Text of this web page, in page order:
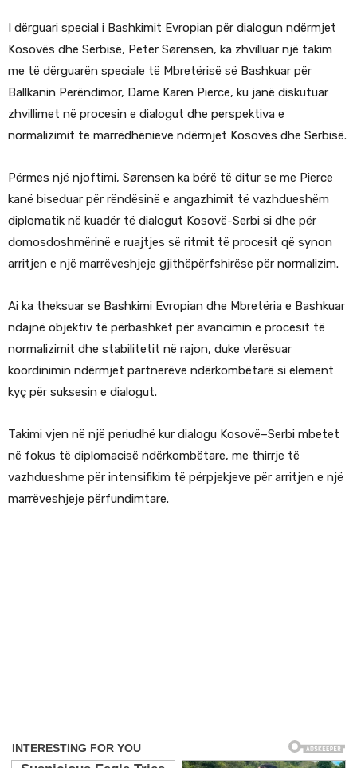
I dërguari special i Bashkimit Evropian për dialogun ndërmjet
Kosovës dhe Serbisë, Peter Sørensen, ka zhvilluar një takim
me të dërguarën speciale të Mbretërisë së Bashkuar për
Ballkanin Perëndimor, Dame Karen Pierce, ku janë diskutuar
zhvillimet në procesin e dialogut dhe perspektiva e
normalizimit të marrëdhënieve ndërmjet Kosovës dhe Serbisë.
Përmes një njoftimi, Sørensen ka bërë të ditur se me Pierce
kanë biseduar për rëndësinë e angazhimit të vazhdueshëm
diplomatik në kuadër të dialogut Kosovë-Serbi si dhe për
domosdoshmërinë e ruajtjes së ritmit të procesit që synon
arritjen e një marrëveshjeje gjithëpërfshirëse për normalizim.
Ai ka theksuar se Bashkimi Evropian dhe Mbretëria e Bashkuar
ndajnë objektiv të përbashkët për avancimin e procesit të
normalizimit dhe stabilitetit në rajon, duke vlerësuar
koordinimin ndërmjet partnerëve ndërkombëtarë si element
kyç për suksesin e dialogut.
Takimi vjen në një periudhë kur dialogu Kosovë–Serbi mbetet
në fokus të diplomacisë ndërkombëtare, me thirrje të
vazhdueshme për intensifikim të përpjekjeve për arritjen e një
marrëveshjeje përfundimtare.